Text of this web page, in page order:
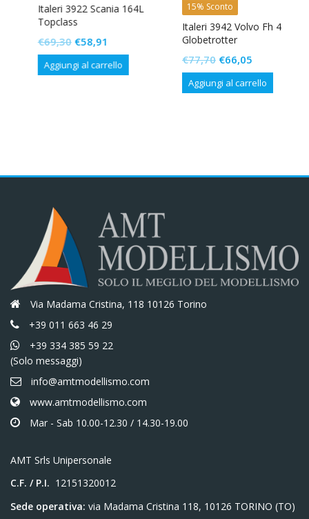
Italeri 3922 Scania 164L
Topclass
69,30Il
prezzo
originale
€58,91Il
prezzo
attuale
Aggiungi al carrello
15% Sconto
Italeri 3942 Volvo Fh 4
Globetrotter
77,70Il
prezzo
originale
€66,05Il
prezzo
attuale
Aggiungi al carrello
Via Madama Cristina, 118 10126 Torino
+39 011 663 46 29
+39 334 385 59 22
(Solo messaggi)
info@amtmodellismo.com
www.amtmodellismo.com
Mar - Sab 10.00-12.30 / 14.30-19.00
AMT Srls Unipersonale
C.F. / P.I. 12151320012
Sede operativa: via Madama Cristina 118, 10126 TORINO (TO)